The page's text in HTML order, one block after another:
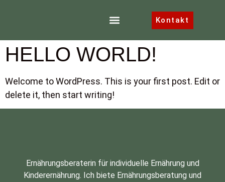
Kontakt
AUTOR:CARO
HELLO WORLD!
Welcome to WordPress. This is your first post. Edit or
delete it, then start writing!
Ernährungsberaterin für individuelle Ernährung und
Kinderernährung. Ich biete Ernährungsberatung und